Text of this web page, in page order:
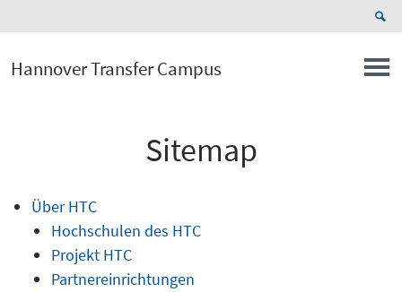
Hannover Transfer Campus
Sitemap
Über HTC
Hochschulen des HTC
Projekt HTC
Partnereinrichtungen